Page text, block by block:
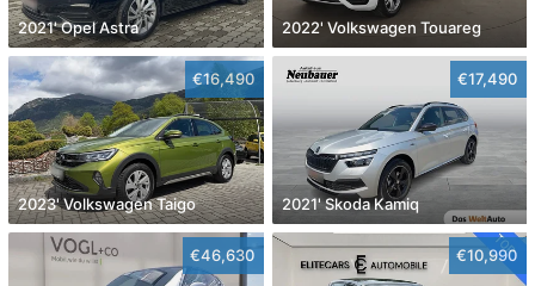
2021' Opel Astra 2022' Volkswagen Touareg
€16,490
2023' Volkswagen Taigo
€17,490
2021' Skoda Kamiq
€46,630 €10,990